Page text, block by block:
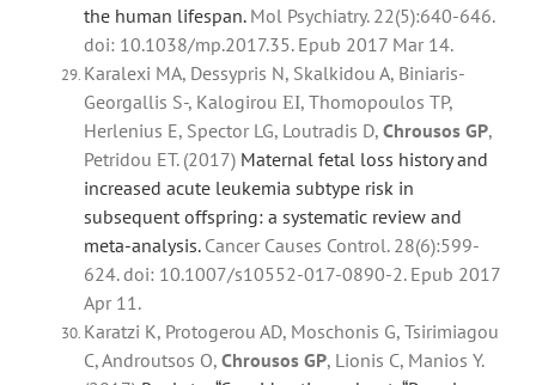
the human lifespan.Mol Psychiatry. 22(5):640-646.
doi: 10.1038/mp.2017.35. Epub 2017 Mar 14.
Karalexi MA, Dessypris N, Skalkidou A, Biniaris-
Georgallis S-, Kalogirou ΕΙ, Thomopoulos TP,
Herlenius E, Spector LG, Loutradis D, Chrousos GP,
Petridou ET. (2017) Maternal fetal loss history and
increased acute leukemia subtype risk in
subsequent offspring: a systematic review and
meta-analysis.Cancer Causes Control. 28(6):599-
624. doi: 10.1007/s10552-017-0890-2. Epub 2017
Apr 11.
Karatzi K, Protogerou AD, Moschonis G, Tsirimiagou
C, Androutsos O, Chrousos GP, Lionis C, Manios Y.